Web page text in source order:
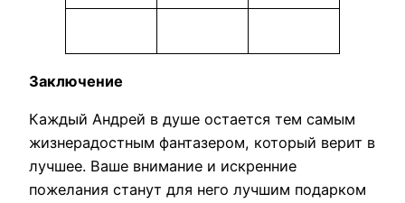
Заключение
Каждый Андрей в душе остается тем самым
жизнерадостным фантазером, который верит в
лучшее. Ваше внимание и искренние
пожелания станут для него лучшим подарком